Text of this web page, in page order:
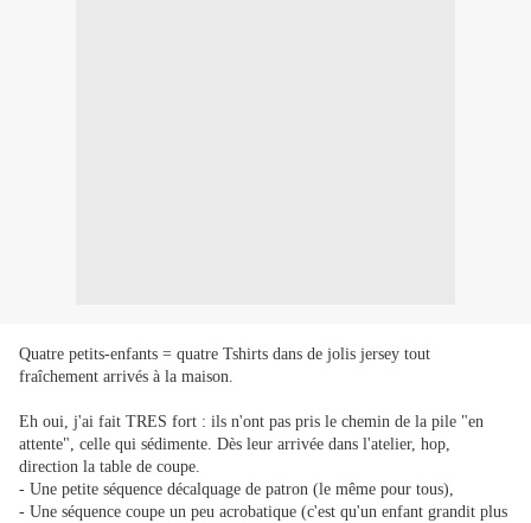
Quatre petits-enfants = quatre Tshirts dans de jolis jersey tout
fraîchement arrivés à la maison.
Eh oui, j'ai fait TRES fort : ils n'ont pas pris le chemin de la pile "en
attente", celle qui sédimente. Dès leur arrivée dans l'atelier, hop,
direction la table de coupe.
- Une petite séquence décalquage de patron (le même pour tous),
- Une séquence coupe un peu acrobatique (c'est qu'un enfant grandit plus